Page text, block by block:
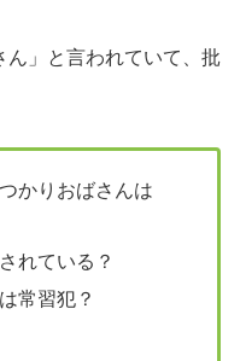
ん」と言われていて、批
かりおばさんは
れている？
常習犯？